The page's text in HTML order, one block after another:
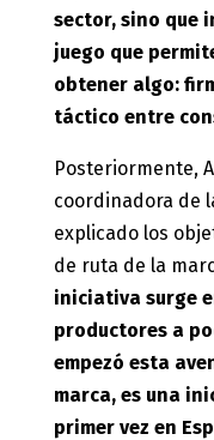
sector, sino que
juego que
obtener algo:
táctico entre
Posteriormente,
coordinadora de
explicado los
de ruta de la
iniciativa surge
productores a
empezó esta
marca, es una
primer vez en